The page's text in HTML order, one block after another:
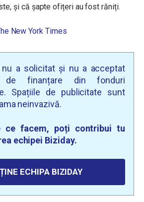
și că șapte ofițeri au fost răniți.
New York Times
nu a solicitat și nu a acceptat
finanțare din fonduri
Spațiile de publicitate sunt
neinvazivă.
ce facem, poți contribui tu
echipei Biziday.
ECHIPA BIZIDAY